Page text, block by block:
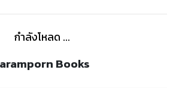
าแต่ทำไมไม่อยากล่ะ แล้วคุณไม่รู้หรือไง
กำลังโหลด ...
Books